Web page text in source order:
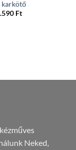
karkötő
FtCurrent
Neked,